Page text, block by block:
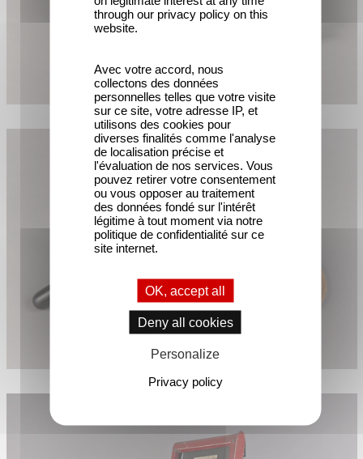
through our privacy policy on this
website.
Avec votre accord, nous
collectons des données
personnelles telles que votre visite
sur ce site, votre adresse IP, et
utilisons des cookies pour
diverses finalités comme l'analyse
de localisation précise et
l'évaluation de nos services. Vous
pouvez retirer votre consentement
ou vous opposer au traitement
des données fondé sur l'intérêt
légitime à tout moment via notre
politique de confidentialité sur ce
site internet.
OK, accept all
Deny all cookies
Personalize
Privacy policy